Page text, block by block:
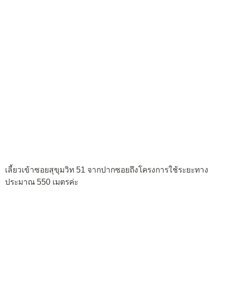
เลี้ยวเข้าซอยสุขุมวิท 51 จากปากซอยถึงโครงการใช้ระยะทาง
ประมาณ 550 เมตรค่ะ